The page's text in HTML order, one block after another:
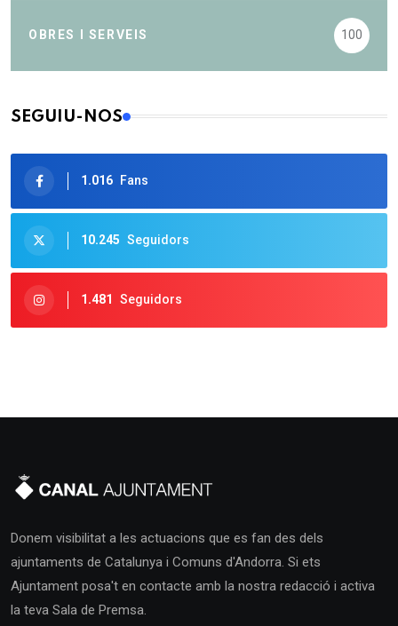
OBRES I SERVEIS 100
SEGUIU-NOS
1.016 Fans
10.245 Seguidors
1.481 Seguidors
Donem visibilitat a les actuacions que es fan des dels
ajuntaments de Catalunya i Comuns d'Andorra. Si ets
Ajuntament posa't en contacte amb la nostra redacció i activa
la teva Sala de Premsa.